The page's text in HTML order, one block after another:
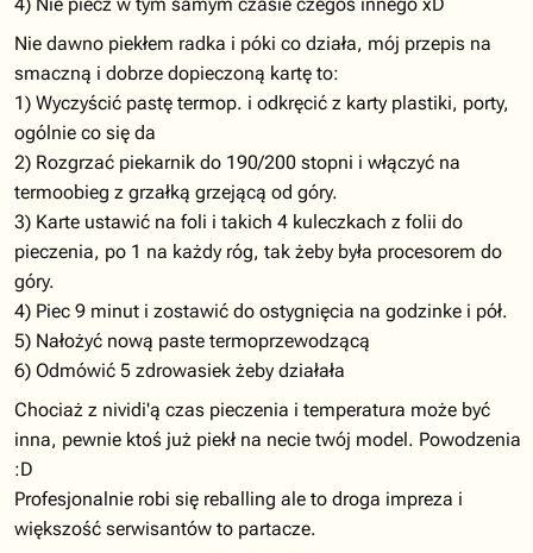
Nie dawno piekłem radka i póki co działa, mój przepis na
smaczną i dobrze dopieczoną kartę to:
1) Wyczyścić pastę termop. i odkręcić z karty plastiki, porty,
ogólnie co się da
2) Rozgrzać piekarnik do 190/200 stopni i włączyć na
termoobieg z grzałką grzejącą od góry.
3) Karte ustawić na foli i takich 4 kuleczkach z folii do
pieczenia, po 1 na każdy róg, tak żeby była procesorem do
góry.
4) Piec 9 minut i zostawić do ostygnięcia na godzinke i pół.
5) Nałożyć nową paste termoprzewodzącą
6) Odmówić 5 zdrowasiek żeby działała
Chociaż z nividi'ą czas pieczenia i temperatura może być
inna, pewnie ktoś już piekł na necie twój model. Powodzenia
:D
Profesjonalnie robi się reballing ale to droga impreza i
większość serwisantów to partacze.